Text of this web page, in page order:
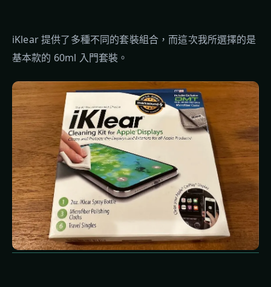
iKlear 提供了多種不同的套裝組合，而這次我所選擇的是
基本款的 60ml 入門套裝。